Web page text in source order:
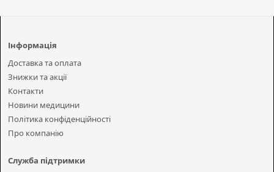
Інформація
Доставка та оплата
Знижки та акції
Контакти
Новини медицини
Політика конфіденційності
Про компанію
Служба підтримки